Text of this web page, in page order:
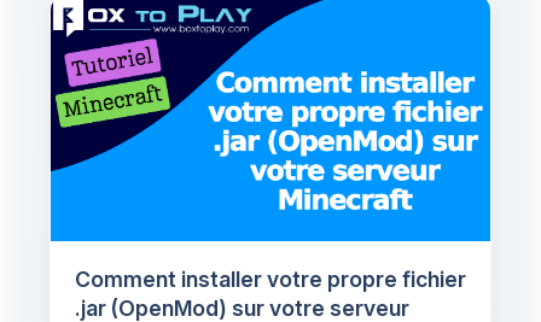
Comment installer votre propre fichier
.jar (OpenMod) sur votre serveur